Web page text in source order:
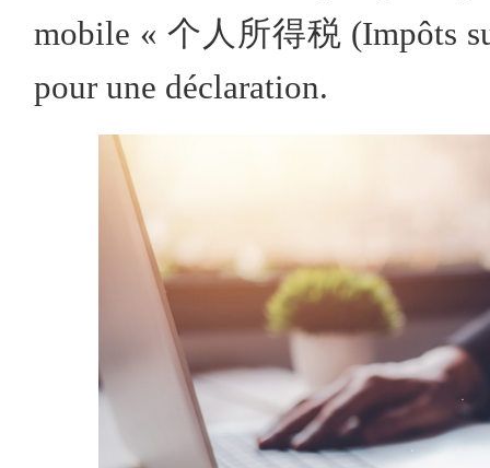
mobile « 个人所得税 (Impôts
pour une déclaration.